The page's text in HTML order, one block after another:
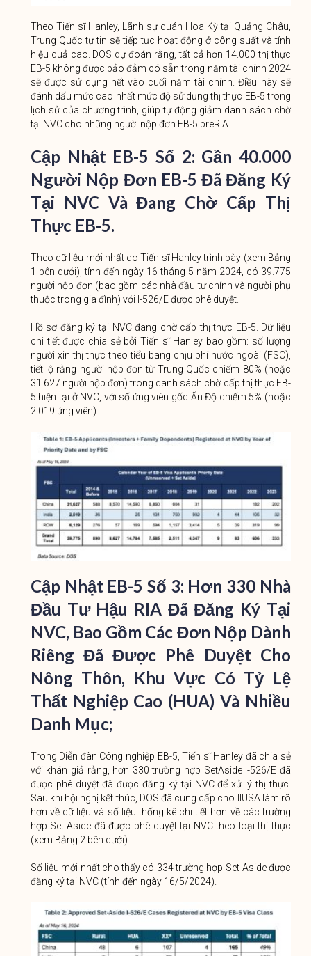
Theo Tiến sĩ Hanley, Lãnh sự quán Hoa Kỳ tại Quảng Châu,
Trung Quốc tự tin sẽ tiếp tục hoạt động ở công suất và tính
hiệu quả cao. DOS dự đoán rằng, tất cả hơn 14.000 thị thực
EB-5 không được bảo đảm có sẵn trong năm tài chính 2024
sẽ được sử dụng hết vào cuối năm tài chính. Điều này sẽ
đánh dấu mức cao nhất mức độ sử dụng thị thực EB-5 trong
lịch sử của chương trình, giúp tự động giảm danh sách chờ
tại NVC cho những người nộp đơn EB-5 preRIA.
Cập Nhật EB-5 Số 2: Gần 40.000
Người Nộp Đơn EB-5 Đã Đăng Ký
Tại NVC Và Đang Chờ Cấp Thị
Thực EB-5.
Theo dữ liệu mới nhất do Tiến sĩ Hanley trình bày (xem Bảng
1 bên dưới), tính đến ngày 16 tháng 5 năm 2024, có 39.775
người nộp đơn (bao gồm các nhà đầu tư chính và người phụ
thuộc trong gia đình) với I-526/E được phê duyệt.
Hồ sơ đăng ký tại NVC đang chờ cấp thị thực EB-5. Dữ liệu
chi tiết được chia sẻ bởi Tiến sĩ Hanley bao gồm: số lượng
người xin thị thực theo tiểu bang chịu phí nước ngoài (FSC),
tiết lộ rằng người nộp đơn từ Trung Quốc chiếm 80% (hoặc
31.627 người nộp đơn) trong danh sách chờ cấp thị thực EB-
5 hiện tại ở NVC, với số ứng viên gốc Ấn Độ chiếm 5% (hoặc
2.019 ứng viên).
Cập Nhật EB-5 Số 3: Hơn 330 Nhà
Đầu Tư Hậu RIA Đã Đăng Ký Tại
NVC, Bao Gồm Các Đơn Nộp Dành
Riêng Đã Được Phê Duyệt Cho
Nông Thôn, Khu Vực Có Tỷ Lệ
Thất Nghiệp Cao (HUA) Và Nhiều
Danh Mục;
Trong Diễn đàn Công nghiệp EB-5, Tiến sĩ Hanley đã chia sẻ
với khán giả rằng, hơn 330 trường hợp SetAside I-526/E đã
được phê duyệt đã được đăng ký tại NVC để xử lý thị thực.
Sau khi hội nghị kết thúc, DOS đã cung cấp cho IIUSA làm rõ
hơn về dữ liệu và số liệu thống kê chi tiết hơn về các trường
hợp Set-Aside đã được phê duyệt tại NVC theo loại thị thực
(xem Bảng 2 bên dưới).
Số liệu mới nhất cho thấy có 334 trường hợp Set-Aside được
đăng ký tại NVC (tính đến ngày 16/5/2024).